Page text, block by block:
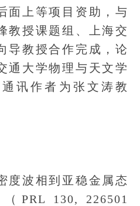
面上等项目资助，与
教授课题组、上海交
导教授合作完成，论
通大学物理与天文学
讯作者为张文涛教
波相到亚稳金属态
PRL 130, 226501